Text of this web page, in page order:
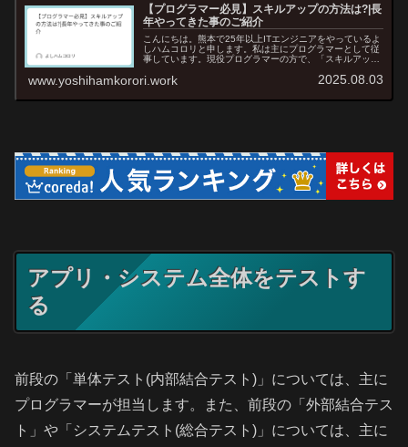
【プログラマー必見】スキルアップの方法は?|長
年やってきた事のご紹介
こんにちは。熊本で25年以上ITエンジニアをやっているよ
しハムコロリと申します。私は主にプログラマーとして従
事しています。現役プログラマーの方で、「スキルアップ
回は、主にプログラマーとして...
www.yoshihamkorori.work 2025.08.03
アプリ・システム全体をテストす
る
前段の「単体テスト(内部結合テスト)」については、主に
プログラマーが担当します。また、前段の「外部結合テス
ト」や「システムテスト(総合テスト)」については、主に